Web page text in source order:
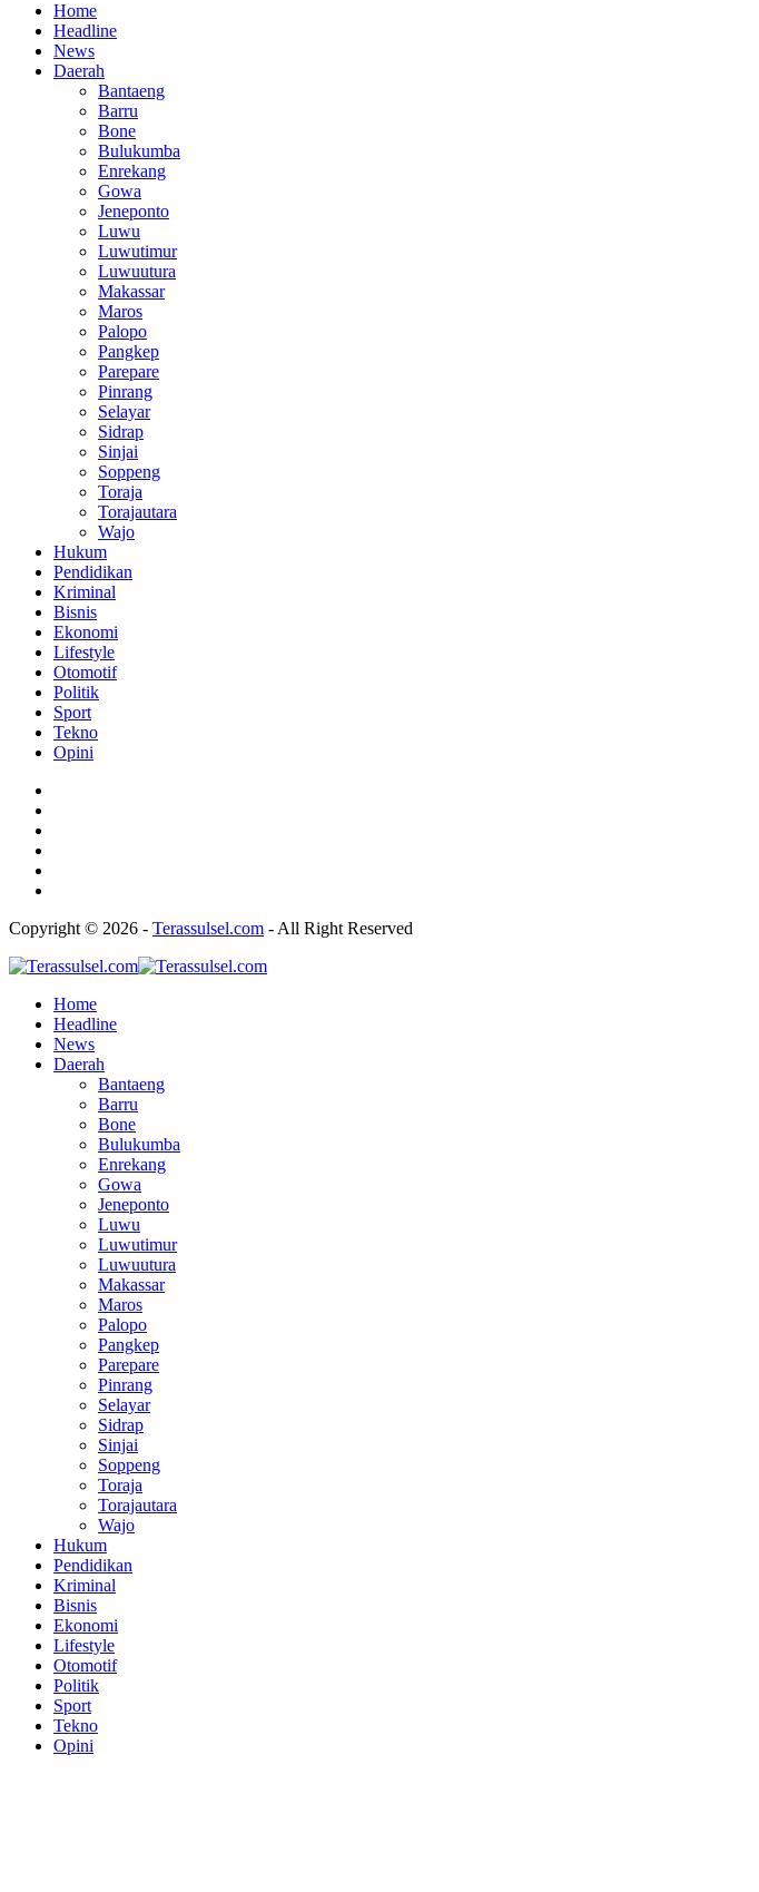
Home
Headline
News
Daerah
Bantaeng
Barru
Bone
Bulukumba
Enrekang
Gowa
Jeneponto
Luwu
Luwutimur
Luwuutura
Makassar
Maros
Palopo
Pangkep
Parepare
Pinrang
Selayar
Sidrap
Sinjai
Soppeng
Toraja
Torajautara
Wajo
Hukum
Pendidikan
Kriminal
Bisnis
Ekonomi
Lifestyle
Otomotif
Politik
Sport
Tekno
Opini
Copyright © 2026 - Terassulsel.com - All Right Reserved
Home
Headline
News
Daerah
Bantaeng
Barru
Bone
Bulukumba
Enrekang
Gowa
Jeneponto
Luwu
Luwutimur
Luwuutura
Makassar
Maros
Palopo
Pangkep
Parepare
Pinrang
Selayar
Sidrap
Sinjai
Soppeng
Toraja
Torajautara
Wajo
Hukum
Pendidikan
Kriminal
Bisnis
Ekonomi
Lifestyle
Otomotif
Politik
Sport
Tekno
Opini